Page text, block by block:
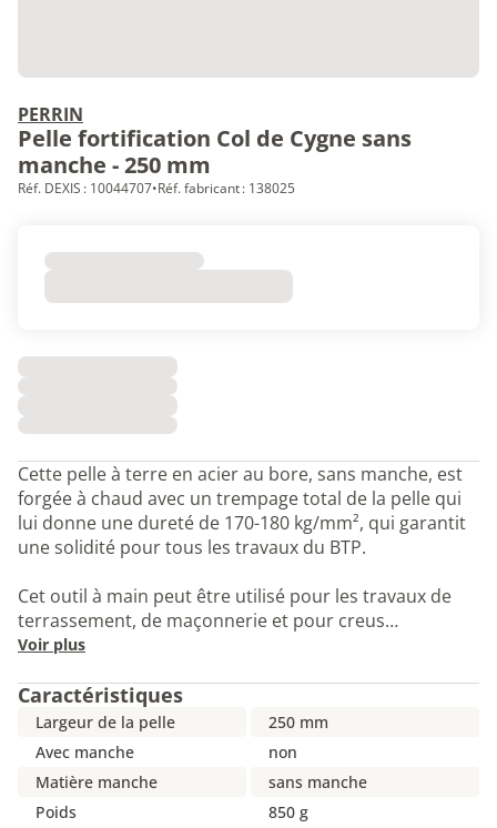
PERRIN
Pelle fortification Col de Cygne sans
manche - 250 mm
Réf. DEXIS : 10044707•Réf. fabricant : 138025
Cette pelle à terre en acier au bore, sans manche, est
forgée à chaud avec un trempage total de la pelle qui
lui donne une dureté de 170-180 kg/mm², qui garantit
une solidité pour tous les travaux du BTP.
Cet outil à main peut être utilisé pour les travaux de
terrassement, de maçonnerie et pour creus…
Voir plus
Caractéristiques
Largeur de la pelle
250 mm
Avec manche
non
Matière manche
sans manche
Poids
850 g